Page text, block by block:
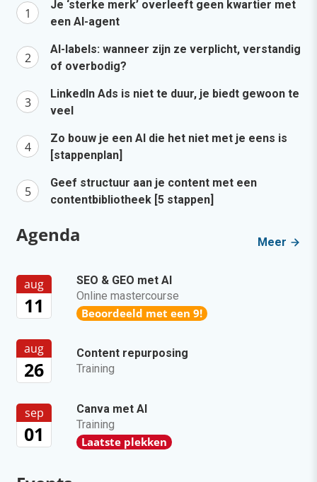
Je ‘sterke merk’ overleeft geen kwartier met
een AI-agent
AI-labels: wanneer zijn ze verplicht, verstandig
of overbodig?
LinkedIn Ads is niet te duur, je biedt gewoon te
veel
Zo bouw je een AI die het niet met je eens is
[stappenplan]
Geef structuur aan je content met een
contentbibliotheek [5 stappen]
Agenda Meer
aug
11
SEO & GEO met AI
Online mastercourse
Beoordeeld met een 9!
aug
26
Content repurposing
Training
sep
01
Canva met AI
Training
Laatste plekken